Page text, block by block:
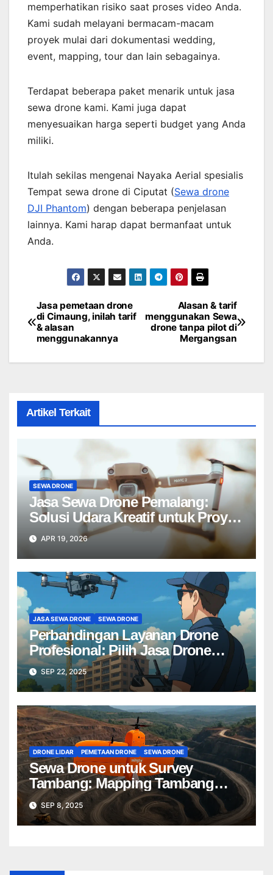
memperhatikan risiko saat proses video Anda.
Kami sudah melayani bermacam-macam
proyek mulai dari dokumentasi wedding,
event, mapping, tour dan lain sebagainya.
Terdapat beberapa paket menarik untuk jasa
sewa drone kami. Kami juga dapat
menyesuaikan harga seperti budget yang Anda
miliki.
Itulah sekilas mengenai Nayaka Aerial spesialis
Tempat sewa drone di Ciputat (Sewa drone
DJI Phantom) dengan beberapa penjelasan
lainnya. Kami harap dapat bermanfaat untuk
Anda.
Post
navigation
Alasan & tarif
menggunakan Sewa
drone tanpa pilot di
Mergangsan
Jasa pemetaan drone
di Cimaung, inilah tarif
& alasan
menggunakannya
Artikel Terkait
SEWA DRONE
Jasa Sewa Drone Pemalang:
Solusi Udara Kreatif untuk Proyek
Anda Tanpa Batas】
APR 19, 2026
JASA SEWA DRONE SEWA DRONE
Perbandingan Layanan Drone
Profesional: Pilih Jasa Drone
Terbaik untuk Proyek Anda
SEP 22, 2025
DRONE LIDAR PEMETAAN DRONE SEWA DRONE
Sewa Drone untuk Survey
Tambang: Mapping Tambang
Profesional Lebih Cepat & Akurat
SEP 8, 2025